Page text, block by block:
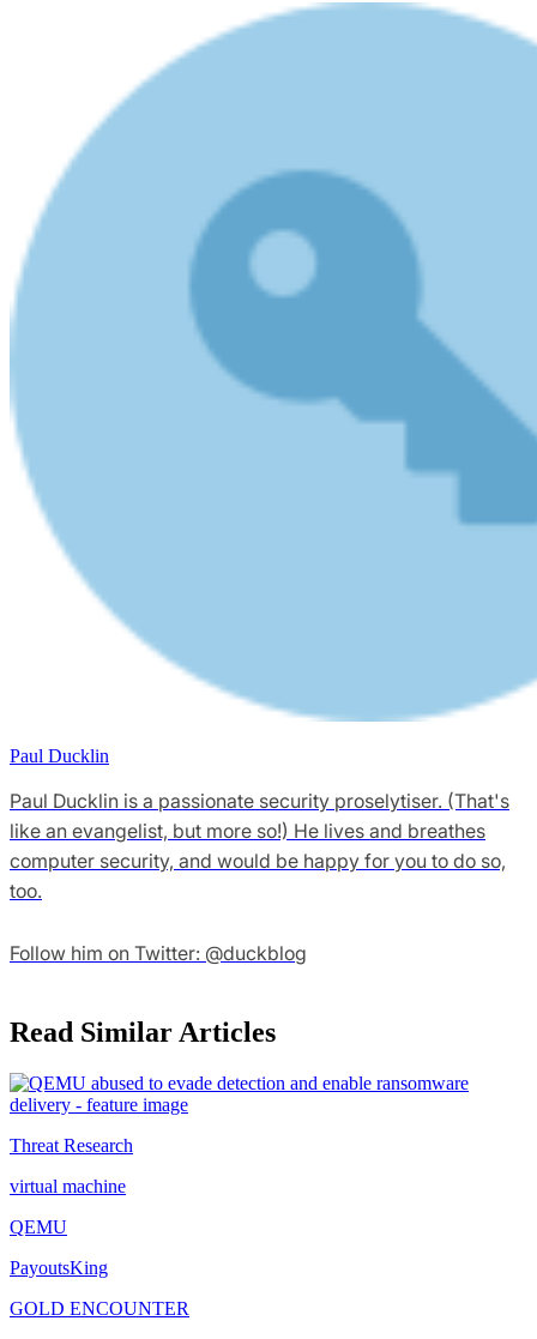
Paul Ducklin
Paul Ducklin is a passionate security proselytiser. (That's
like an evangelist, but more so!) He lives and breathes
computer security, and would be happy for you to do so,
too.
Follow him on Twitter: @duckblog
Read Similar Articles
Threat Research
virtual machine
QEMU
PayoutsKing
GOLD ENCOUNTER